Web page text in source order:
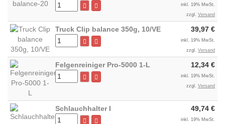
inkl. 19% MwSt.
zzgl. Versand
Truck Clip balance 350g, 10/VE 39,97 €
inkl. 19% MwSt.
zzgl. Versand
Felgenreiniger Pro-5000 1-L 12,34 €
inkl. 19% MwSt.
zzgl. Versand
Schlauchhalter I 49,74 €
inkl. 19% MwSt.